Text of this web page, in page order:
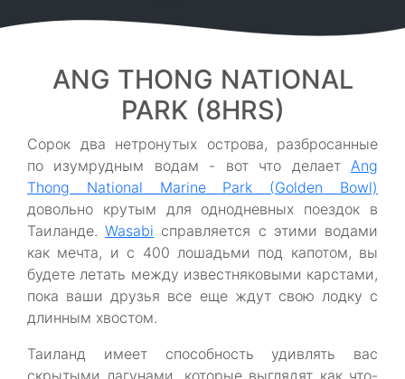
ANG THONG NATIONAL
PARK (8HRS)
Сорок два нетронутых острова, разбросанные
по изумрудным водам - вот что делает Ang
Thong National Marine Park (Golden Bowl)
довольно крутым для однодневных поездок в
Таиланде.Wasabi справляется с этими водами
как мечта, и с 400 лошадьми под капотом, вы
будете летать между известняковыми карстами,
пока ваши друзья все еще ждут свою лодку с
длинным хвостом.
Таиланд имеет способность удивлять вас
скрытыми лагунами, которые выглядят как что-